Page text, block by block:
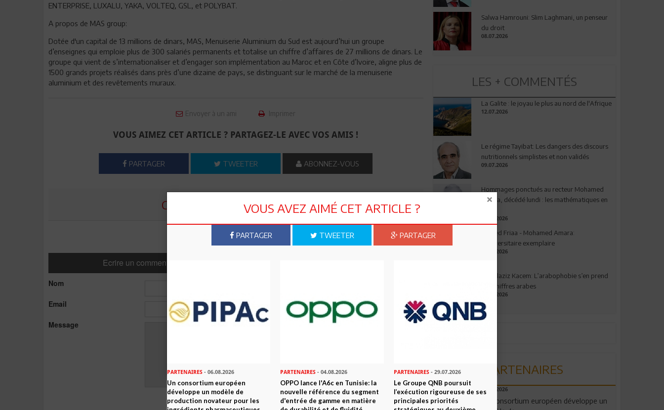
ENTERPRISE, LUXALU, YAKA, VOLTEQ, GSL, et POLYBAT.
A propos de MAS group:
Dotée d'un capital de 13 millions de dinars, MAS, Menuiserie Aluminium du Sud est aujourd’hui un groupe
d’enseignes qui emploie plus de 300 salariés permanents et totalise un chiffre d’affaires de 27 millions de dinars. Le
groupe qui vient de s’internationaliser et d’engager son implémentation au Maroc et en Côte d’Ivoire, aligne plus de
1500 grands projets réalisés dans près d’une dizaine de pays, se distinguant sur le marché de la menuiserie
aluminium et des revêtements muraux.
Envoyer à un ami Imprimer
VOUS AIMEZ CET ARTICLE ? PARTAGEZ-LE AVEC VOS AMIS !
PARTAGER TWEETER ABONNEZ-VOUS
COMMENTER CET ARTICLE
0 Commentaires
Ecrire un commentaire
Nom
Email
Message
Envoyer
Salwa Hamrouni: Slim Laghmani, un penseur
du droit
08.07.2026
LES + COMMENTÉS
La Galite : le joyau le plus au nord de l'Afrique
12.07.2026
Le régime Tayibat: Les dangers des discours
nutritionnels simplistes et non validés
09.07.2026
Hommages ponctués au recteur Mohamed
Amara, décédé lundi : les mathématiques en
03.08.2026
Ahmed Friaa - Mohamed Amara:
l’Universitaire exemplaire
04.08.2026
Abdelaziz Kacem: L’arabophobie s’en prend
aux chiffres arabes
09.07.2026
PARTENAIRES
06.08.2026
Un consortium européen développe un
VOUS AVEZ AIMÉ CET ARTICLE ?
PARTAGER TWEETER PARTAGER
PARTENAIRES - 06.08.2026
Un consortium européen
développe un modèle de
production novateur pour les
PARTENAIRES - 04.08.2026
OPPO lance l'A6c en Tunisie: la
nouvelle référence du segment
d'entrée de gamme en matière
PARTENAIRES- 29.07.2026
Le Groupe QNB poursuit
l’exécution rigoureuse de ses
principales priorités